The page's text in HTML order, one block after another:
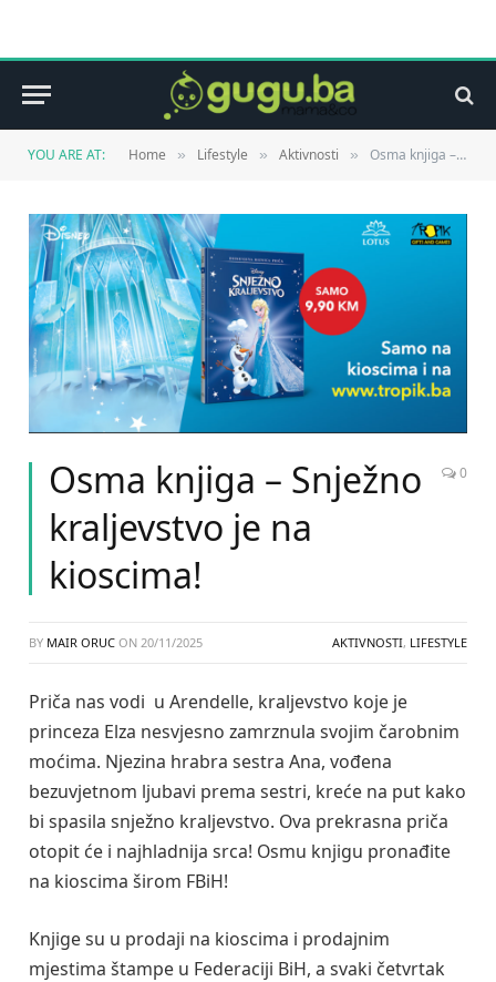
YOU ARE AT: Home » Lifestyle » Aktivnosti » Osma knjiga – Snježno kraljevstvo je na kioscima!
Osma knjiga – Snježno
kraljevstvo je na
kioscima!
0
BY MAIR ORUC ON 20/11/2025 AKTIVNOSTI, LIFESTYLE
Priča nas vodi u Arendelle, kraljevstvo koje je
princeza Elza nesvjesno zamrznula svojim čarobnim
moćima. Njezina hrabra sestra Ana, vođena
bezuvjetnom ljubavi prema sestri, kreće na put kako
bi spasila snježno kraljevstvo. Ova prekrasna priča
otopit će i najhladnija srca! Osmu knjigu pronađite
na kioscima širom FBiH!
Knjige su u prodaji na kioscima i prodajnim
mjestima štampe u Federaciji BiH, a svaki četvrtak